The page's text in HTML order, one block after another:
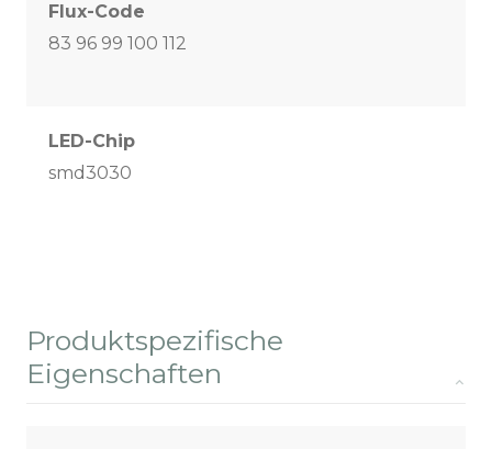
Flux-Code
83 96 99 100 112
LED-Chip
smd3030
Produktspezifische
Eigenschaften